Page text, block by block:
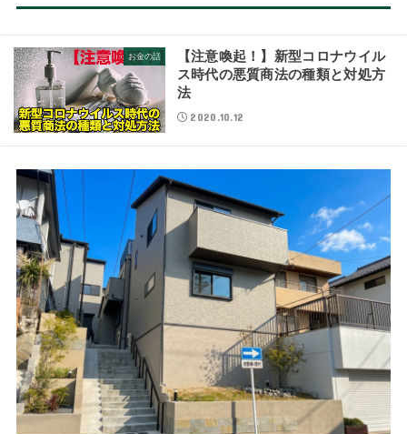
お金の話
【注意喚起！】新型コロナウイル
ス時代の悪質商法の種類と対処方
法
2020.10.12